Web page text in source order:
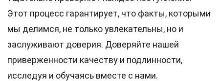
Этот процесс гарантирует, что факты, которыми
мы делимся, не только увлекательны, но и
заслуживают доверия. Доверяйте нашей
приверженности качеству и подлинности,
исследуя и обучаясь вместе с нами.